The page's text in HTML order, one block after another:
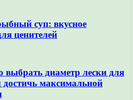
суп: вкусное
ценителей
выбрать диаметр лески для
достичь максимальной